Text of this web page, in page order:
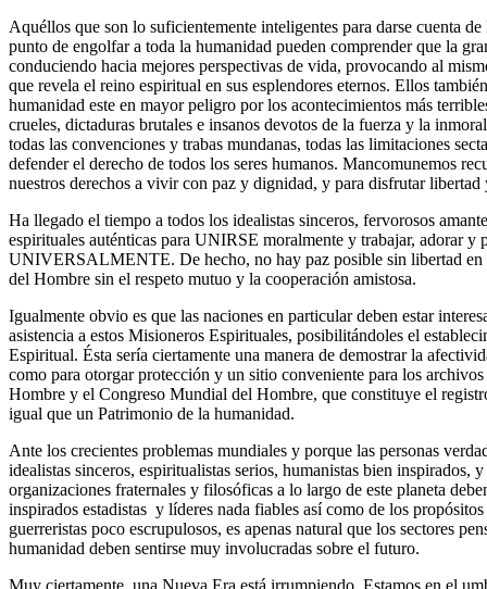
Aquéllos que son lo suficientemente inteligentes para darse cuenta
punto de engolfar a toda la humanidad pueden comprender que la
conduciendo hacia mejores perspectivas de vida, provocando al
que revela el reino espiritual en sus esplendores eternos. Ellos
humanidad este en mayor peligro por los acontecimientos más
crueles, dictaduras brutales e insanos devotos de la fuerza y la
todas las convenciones y trabas mundanas, todas las limitaciones
defender el derecho de todos los seres humanos. Mancomunemos
nuestros derechos a vivir con paz y dignidad, y para disfrutar libertad
Ha llegado el tiempo a todos los idealistas sinceros, fervorosos
espirituales auténticas para UNIRSE moralmente y trabajar, adorar y
UNIVERSALMENTE. De hecho, no hay paz posible sin libertad en
del Hombre sin el respeto mutuo y la cooperación amistosa.
Igualmente obvio es que las naciones en particular deben estar
asistencia a estos Misioneros Espirituales, posibilitándoles el
Espiritual. Ésta sería ciertamente una manera de demostrar la
como para otorgar protección y un sitio conveniente para los
Hombre y el Congreso Mundial del Hombre, que constituye el
igual que un Patrimonio de la humanidad.
Ante los crecientes problemas mundiales y porque las personas
idealistas sinceros, espiritualistas serios, humanistas bien inspirados,
organizaciones fraternales y filosóficas a lo largo de este planeta
inspirados estadistas y líderes nada fiables así como de los
guerreristas poco escrupulosos, es apenas natural que los sectores
humanidad deben sentirse muy involucradas sobre el futuro.
Muy ciertamente, una Nueva Era está irrumpiendo. Estamos en el